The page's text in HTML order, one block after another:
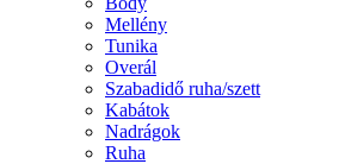
Mellény
Tunika
Overál
Szabadidő ruha/szett
Kabátok
Nadrágok
Ruha